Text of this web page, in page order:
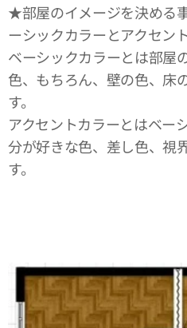
★部屋のイメージを決める
ーシックカラーとアクセン
ベーシックカラーとは部屋
色、もちろん、壁の色、床
す。
アクセントカラーとはベー
分が好きな色、差し色、視
す。